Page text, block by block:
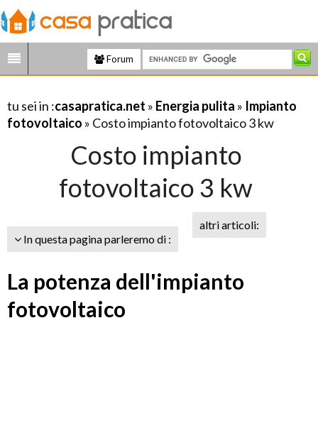
Forum
tu sei in :casapratica.net » Energia pulita » Impianto
fotovoltaico » Costo impianto fotovoltaico 3 kw
Costo impianto
fotovoltaico 3 kw
In questa pagina parleremo di :
altri articoli:
La potenza dell'impianto
fotovoltaico